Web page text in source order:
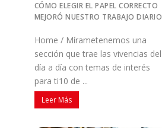
CÓMO ELEGIR EL PAPEL CORRECTO
MEJORÓ NUESTRO TRABAJO DIARIO
Home / Mírametenemos una
sección que trae las vivencias del
día a día con temas de interés
para ti10 de ...
Leer Más